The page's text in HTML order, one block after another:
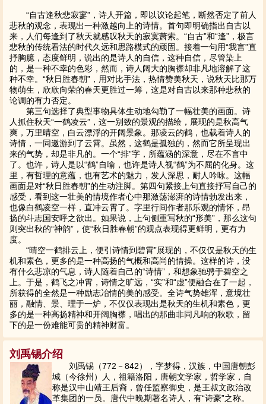
“自古逢秋悲寂寥”，诗人开篇，即以议论起笔，断然否定了前人
悲秋的观念，表现出一种激越向上的诗情。首句即明确指出自古以
来，人们每逢到了秋天就感叹秋天的寂寞萧索。“自古”和“逢”，极言
悲秋的传统看法的时代久远和思路模式的顽固。接着一句用“我言”直
抒胸臆，态度鲜明，说出的是诗人的自信，这种自信，尽管染上
的，是一种不幸的色彩，然而，诗人阔大的胸襟却非凡地溶解了这
种不幸。“秋日胜春朝”，用对比手法，热情赞美秋天，说秋天比那万
物萌生，欣欣向荣的春天更胜过一筹，这是对自古以来那种悲秋的
论调的有力否定。
第三句选择了典型事物具体生动地勾勒了一幅壮美的画面。诗
人抓住秋天“一鹤凌云”，这一别致的景观的描绘，展现的是秋高气
爽，万里晴空，白云漂浮的开阔景象。那凌云的鹤，也载着诗人的
诗情，一同遨游到了云霄。虽然，这鹤是孤独的，然而它所呈现出
来的气势，却是非凡的。一个“排”字，所蕴涵的深意，尽在不言中
了。也许，诗人是以“鹤”自喻，也许是诗人视“鹤”为不屈的化身。这
里，有哲理的意蕴，也有艺术的魅力，发人深思，耐人吟咏。这幅
画面是对“秋日胜春朝”的生动注脚。第四句紧接上句直接抒写自己的
感受，看到这一壮美的情境作者心中那激荡澎湃的诗情勃发出来，
也像白鹤凌空一样，直冲云霄了。字里行间作者那乐观的情怀，昂
扬的斗志国安呼之欲出。如果说，上句侧重写秋的“形美”，那么这句
则突出秋的“神韵”，使“秋日胜春朝”的观点表现得更鲜明，更有力
度。
“晴空一鹤排云上，便引诗情到碧霄”展现的，不仅仅是秋天的生
机和素色，更多的是一种高扬的气概和高尚的情操。这样的诗，没
有什么悲凉的气息，诗人随着自己的“诗情”，和想象驰骋于碧空之
上。于是，鹤飞之冲霄，诗情之旷远，“实”和“虚”便融合在了一起，
所获得的全然是一种励志冶情的美的感受。全诗气势雄浑，意境壮
丽，融情、景、理于一炉，不仅仅表现出是秋天的生机和素色，更
多的是一种高扬精神和开阔胸襟，唱出的那曲非同凡响的秋歌，留
下的是一份难能可贵的精神财富。
刘禹锡介绍
刘禹锡（772－842），字梦得，汉族，中国唐朝彭
城（今徐州）人，祖籍洛阳，唐朝文学家，哲学家，自
称是汉中山靖王后裔，曾任监察御史，是王叔文政治改
革集团的一员。唐代中晚期著名诗人，有“诗豪”之称。